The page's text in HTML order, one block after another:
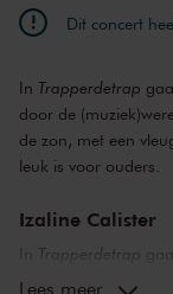
Dit concert
In Trapperdetrap
door de
de zon, met een
leuk is voor ouders.
Izaline Calister
Trapperdetrap
de hele
Lees meer